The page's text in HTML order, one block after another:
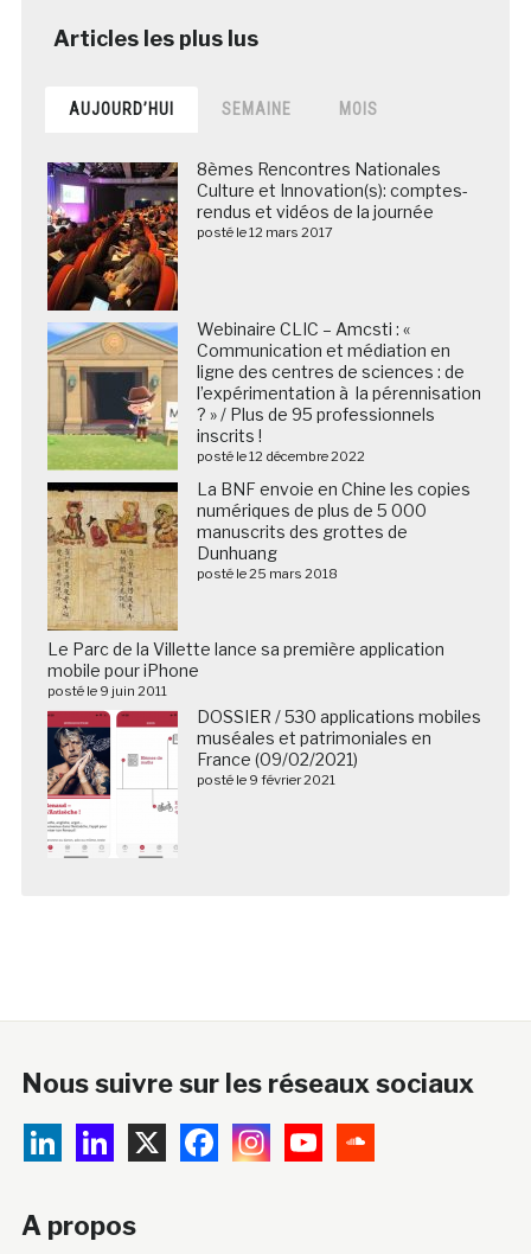
AUJOURD’HUI SEMAINE MOIS
8èmes Rencontres Nationales
Culture et Innovation(s): comptes-
rendus et vidéos de la journée
posté le 12 mars 2017
Webinaire CLIC – Amcsti : «
Communication et médiation en
ligne des centres de sciences : de
l’expérimentation à la pérennisation
? » / Plus de 95 professionnels
inscrits !
posté le 12 décembre 2022
La BNF envoie en Chine les copies
numériques de plus de 5 000
manuscrits des grottes de
Dunhuang
posté le 25 mars 2018
Le Parc de la Villette lance sa première application
mobile pour iPhone
posté le 9 juin 2011
DOSSIER / 530 applications mobiles
muséales et patrimoniales en
France (09/02/2021)
posté le 9 février 2021
Nous suivre sur les réseaux sociaux
A propos